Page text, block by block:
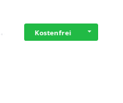
Kostenfrei